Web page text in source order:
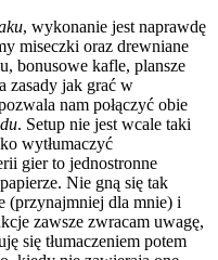
, wykonanie jest naprawdę
miseczki oraz drewniane
bonusowe kafle, plansze
zasady jak grać w
nam połączyć obie
. Setup nie jest wcale taki
wytłumaczyć
gier to jednostronne
Nie gną się tak
(przynajmniej dla mnie) i
zawsze zwracam uwagę,
się tłumaczeniem potem